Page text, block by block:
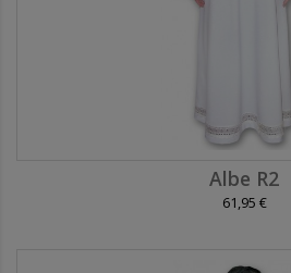
Albe R2
61,95 €